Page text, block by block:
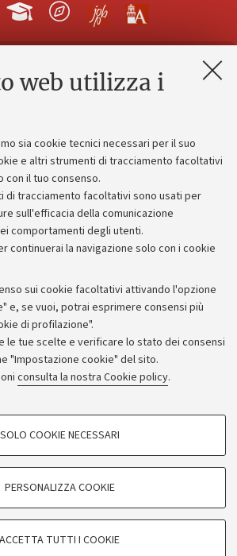
web utilizza i
sia cookie tecnici necessari per il suo
e altri strumenti di tracciamento facoltativi
il tuo consenso.
di tracciamento facoltativi sono usati per
sull'efficacia della comunicazione
comportamenti degli utenti.
continuerai la navigazione solo con i cookie
sui cookie facoltativi attivando l'opzione
e, se vuoi, potrai esprimere consensi più
di profilazione".
le tue scelte e verificare lo stato dei consensi
"Impostazione cookie" del sito.
consulta la nostra Cookie policy.
- FACOLTATIVI
SOLO COOKIE NECESSARI
PERSONALIZZA COOKIE
ACCETTA TUTTI I COOKIE
Contatti e PEC
Alumni community
Piano strategico
Bilanci
Donazioni e 5x1000
Bandi, gare e concorsi
Albo online
trasparente
Atti di notifica
sul sito e accessibilità
di accessibilità
Privacy e note legali
Impostazioni Cookie
MATER STUDIORUM - Università di
33 - 40126Bologna - PI: